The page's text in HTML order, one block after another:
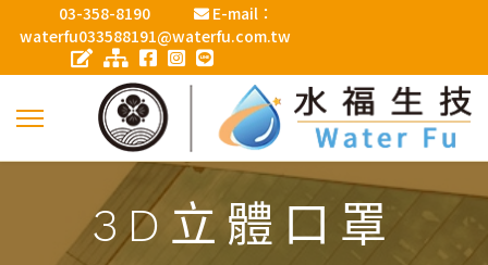
03-358-8190
E-mail：
waterfu033588191@waterfu.com.tw
3D立體口罩